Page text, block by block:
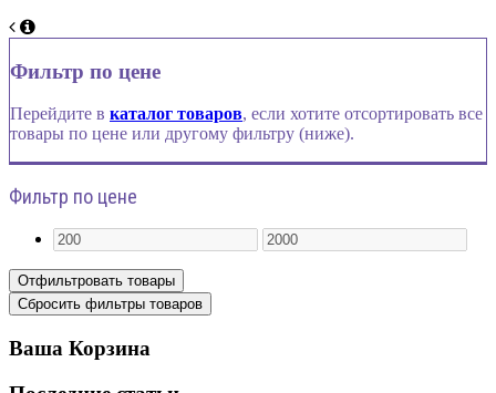
Фильтр по цене
Перейдите в каталог товаров, если хотите отсортировать все
товары по цене или другому фильтру (ниже).
Фильтр по цене
Ваша Корзина